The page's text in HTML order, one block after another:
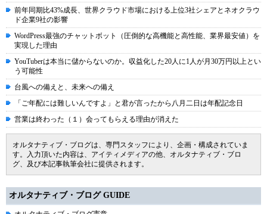
前年同期比43%成長、世界クラウド市場における上位3社シェアとネオクラウ
ド企業9社の影響
WordPress最強のチャットボット（圧倒的な高機能と高性能、業界最安値）を
実現した理由
YouTuberは本当に儲からないのか。収益化した20人に1人が月30万円以上とい
う可能性
台風への備えと、未来への備え
「ご年配には難しいんですよ」と君が言ったから八月二日は年配記念日
営業は終わった（１）会ってもらえる理由が消えた
オルタナティブ・ブログは、専門スタッフにより、企画・構成されていま
す。入力頂いた内容は、アイティメディアの他、オルタナティブ・ブロ
グ、及び本記事執筆会社に提供されます。
オルタナティブ・ブログ GUIDE